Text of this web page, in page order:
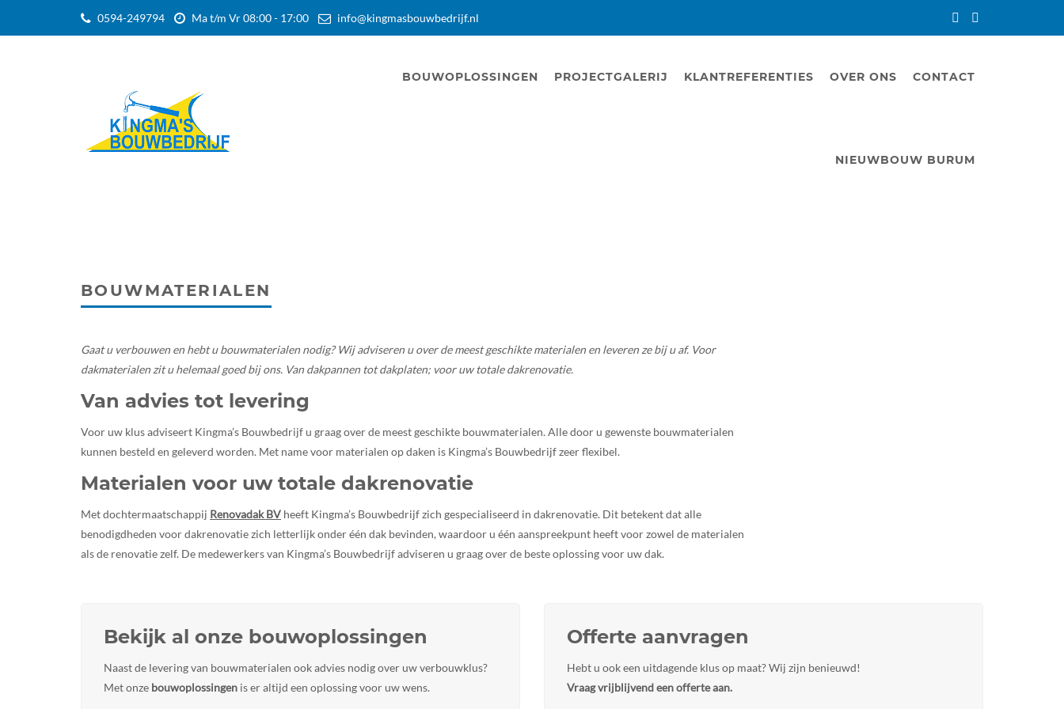
0594-249794 Ma t/m Vr 08:00 - 17:00 info@kingmasbouwbedrijf.nl
BOUWOPLOSSINGEN PROJECTGALERIJ KLANTREFERENTIES OVER ONS CONTACT
NIEUWBOUW BURUM
BOUWMATERIALEN
Gaat u verbouwen en hebt u bouwmaterialen nodig? Wij adviseren u over de meest geschikte materialen en leveren ze bij u af. Voor
dakmaterialen zit u helemaal goed bij ons. Van dakpannen tot dakplaten; voor uw totale dakrenovatie.
Van advies tot levering
Voor uw klus adviseert Kingma’s Bouwbedrijf u graag over de meest geschikte bouwmaterialen. Alle door u gewenste bouwmaterialen
kunnen besteld en geleverd worden. Met name voor materialen op daken is Kingma’s Bouwbedrijf zeer flexibel.
Materialen voor uw totale dakrenovatie
Met dochtermaatschappij Renovadak BV heeft Kingma’s Bouwbedrijf zich gespecialiseerd in dakrenovatie. Dit betekent dat alle
benodigdheden voor dakrenovatie zich letterlijk onder één dak bevinden, waardoor u één aanspreekpunt heeft voor zowel de materialen
als de renovatie zelf. De medewerkers van Kingma’s Bouwbedrijf adviseren u graag over de beste oplossing voor uw dak.
Bekijk al onze bouwoplossingen
Naast de levering van bouwmaterialen ook advies nodig over uw verbouwklus?
Met onze bouwoplossingen is er altijd een oplossing voor uw wens.
Offerte aanvragen
Hebt u ook een uitdagende klus op maat? Wij zijn benieuwd!
Vraag vrijblijvend een offerte aan.